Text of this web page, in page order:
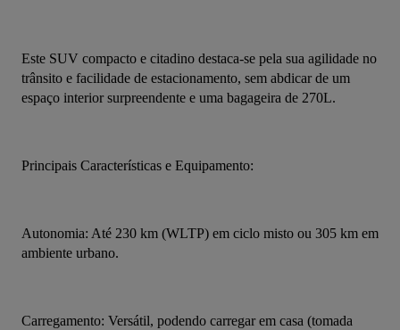
Este SUV compacto e citadino destaca-se pela sua agilidade no
trânsito e facilidade de estacionamento, sem abdicar de um
espaço interior surpreendente e uma bagageira de 270L.
Principais Características e Equipamento:
Autonomia: Até 230 km (WLTP) em ciclo misto ou 305 km em
ambiente urbano.
Carregamento: Versátil, podendo carregar em casa (tomada